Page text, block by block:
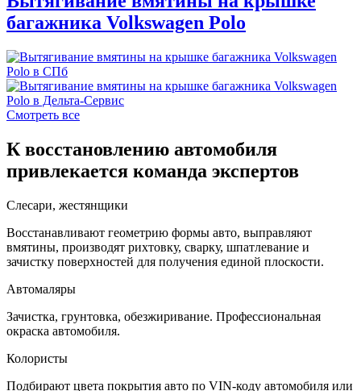
багажника Volkswagen Polo
Смотреть все
К восстановлению автомобиля
привлекается команда экспертов
Слесари, жестянщики
Восстанавливают геометрию формы авто, выправляют
вмятины, производят рихтовку, сварку, шпатлевание и
зачистку поверхностей для получения единой плоскости.
Автомаляры
Зачистка, грунтовка, обезжиривание. Профессиональная
окраска автомобиля.
Колористы
Подбирают цвета покрытия авто по VIN-коду автомобиля или